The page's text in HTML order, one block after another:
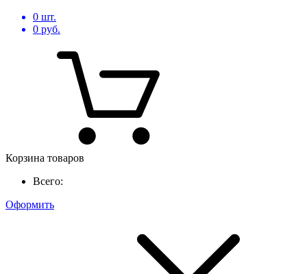
0 шт.
0 руб.
Корзина товаров
Всего:
Оформить